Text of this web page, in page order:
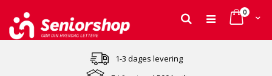
Cart
0varer
Søg
to
Content
1-3 dages levering